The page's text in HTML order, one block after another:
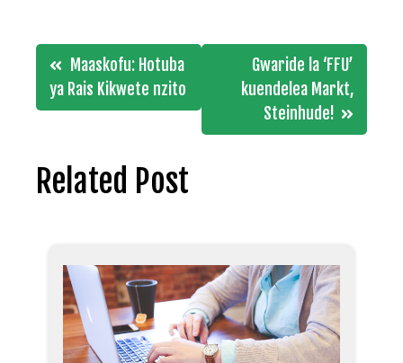
Post
navigation
Maaskofu: Hotuba
ya Rais Kikwete nzito
Gwaride la ‘FFU’
kuendelea Markt,
Steinhude!
Related Post